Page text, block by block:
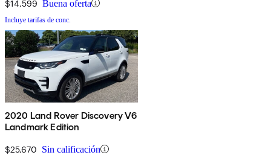
$14,599 Buena oferta
Incluye tarifas de conc.
2020 Land Rover Discovery V6
Landmark Edition
$25,670 Sin calificación